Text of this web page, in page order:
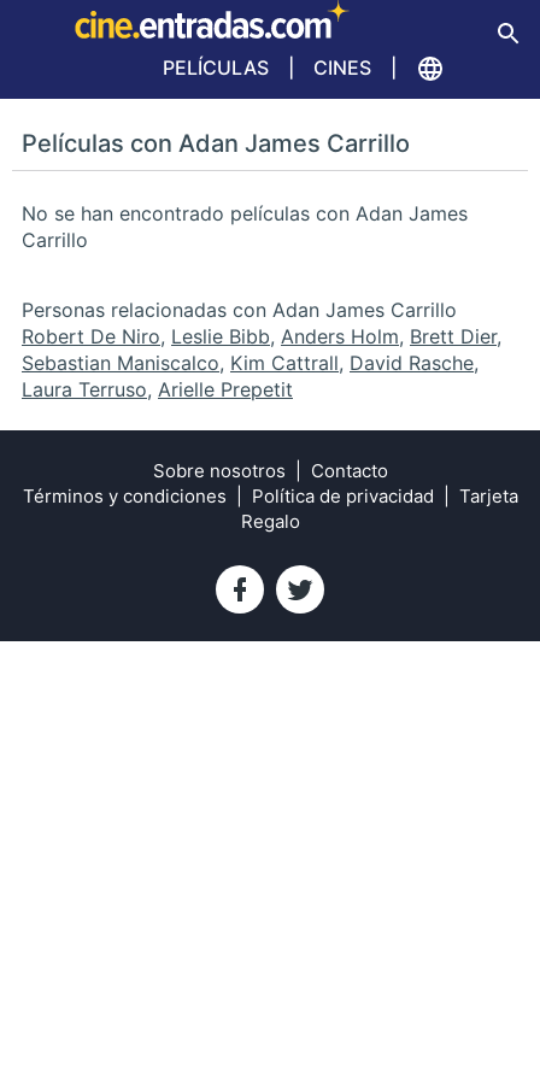
PELÍCULAS CINES
Películas con Adan James Carrillo
No se han encontrado películas con Adan James
Carrillo
Personas relacionadas con Adan James Carrillo
Robert De Niro, Leslie Bibb, Anders Holm, Brett Dier,
Sebastian Maniscalco, Kim Cattrall, David Rasche,
Laura Terruso, Arielle Prepetit
Sobre nosotros
Contacto
Términos y condiciones
Política de privacidad
Tarjeta
Regalo